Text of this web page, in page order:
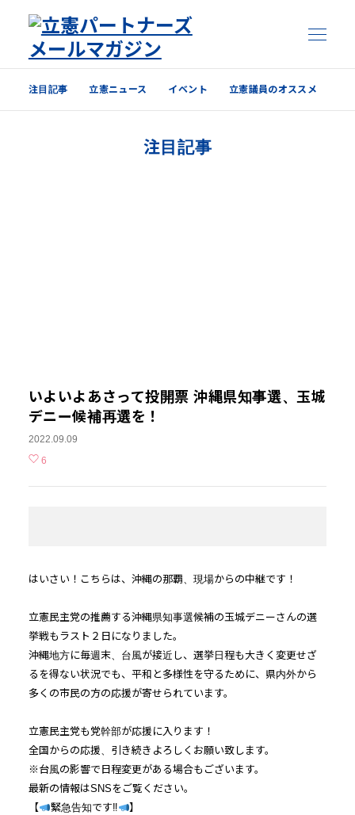
注目記事 立憲ニュース イベント 立憲議員のオススメ
注目記事
いよいよあさって投開票 沖縄県知事選、玉城
デニー候補再選を！
2022.09.09
6
はいさい！こちらは、沖縄の那覇、現場からの中継です！
立憲民主党の推薦する沖縄県知事選候補の玉城デニーさんの選
挙戦もラスト２日になりました。
沖縄地方に毎週末、台風が接近し、選挙日程も大きく変更せざ
るを得ない状況でも、平和と多様性を守るために、県内外から
多くの市民の方の応援が寄せられています。
立憲民主党も党幹部が応援に入ります！
全国からの応援、引き続きよろしくお願い致します。
※台風の影響で日程変更がある場合もございます。
最新の情報はSNSをご覧ください。
【
緊急告知です‼︎ 】